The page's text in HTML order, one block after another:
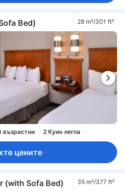
Bed) 28 m²/301 ft²
възрастни 2 Куин легла
цените
(with Sofa Bed) 35 m²/377 ft²